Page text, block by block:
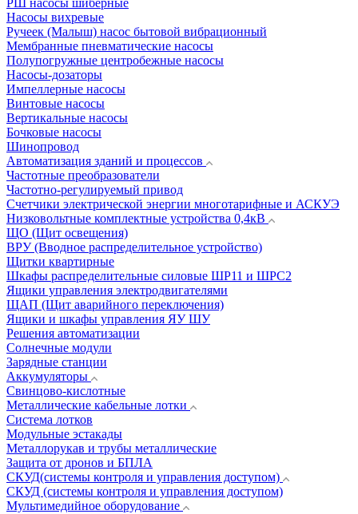
РШ насосы шиберные
Насосы вихревые
Ручеек (Малыш) насос бытовой вибрационный
Мембранные пневматические насосы
Полупогружные центробежные насосы
Насосы-дозаторы
Импеллерные насосы
Винтовые насосы
Вертикальные насосы
Бочковые насосы
Шинопровод
Автоматизация зданий и процессов
Частотные преобразователи
Частотно-регулируемый привод
Счетчики электрической энергии многотарифные и АСКУЭ
Низковольтные комплектные устройства 0,4кВ
ЩО (Щит освещения)
ВРУ (Вводное распределительное устройство)
Щитки квартирные
Шкафы распределительные силовые ШР11 и ШРС2
Ящики управления электродвигателями
ЩАП (Щит аварийного переключения)
Ящики и шкафы управления ЯУ ШУ
Решения автоматизации
Солнечные модули
Зарядные станции
Аккумуляторы
Свинцово-кислотные
Металлические кабельные лотки
Система лотков
Модульные эстакады
Металлорукав и трубы металлические
Защита от дронов и БПЛА
СКУД(системы контроля и управления доступом)
СКУД (системы контроля и управления доступом)
Мультимедийное оборудование